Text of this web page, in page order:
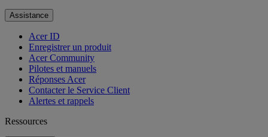
Assistance
Acer ID
Enregistrer un produit
Acer Community
Pilotes et manuels
Réponses Acer
Contacter le Service Client
Alertes et rappels
Ressources